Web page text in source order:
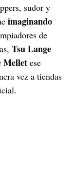
sudor y
imaginando
de
Tsu Lange
Mellet ese
vez a tiendas